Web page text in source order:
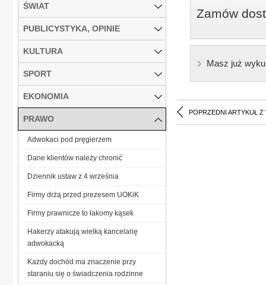
Zamów
Masz już
POPRZEDNI ARTYKUŁ Z
ŚWIAT
PUBLICYSTYKA, OPINIE
KULTURA
SPORT
EKONOMIA
PRAWO
Adwokaci pod pręgierzem
Dane klientów należy chronić
Dziennik ustaw z 4 września
Firmy drżą przed prezesem UOKiK
Firmy prawnicze to łakomy kąsek
Hakerzy atakują wielką kancelarię
adwokacką
Każdy dochód ma znaczenie przy
staraniu się o świadczenia rodzinne